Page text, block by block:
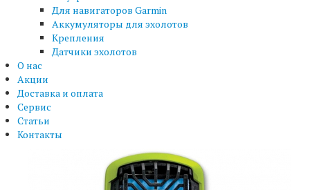
Для навигаторов Garmin
Аккумуляторы для эхолотов
Крепления
Датчики эхолотов
О нас
Акции
Доставка и оплата
Сервис
Статьи
Контакты